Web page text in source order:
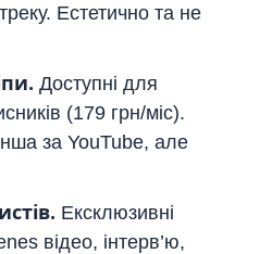
Естетично та не
Доступні для
(179 грн/міс).
за YouTube, але
Ексклюзивні
відео, інтерв’ю,